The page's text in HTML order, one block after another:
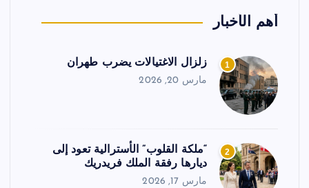
أهم الأخبار
1 زلزال الاغتيالات يضرب طهران
مارس 20, 2026
2
“ملكة القلوب” الأسترالية تعود إلى
ديارها رفقة الملك فريدريك
مارس 17, 2026